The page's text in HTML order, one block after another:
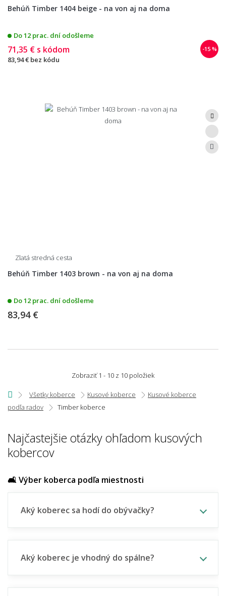
Behúň Timber 1404 beige - na von aj na doma
Do 12 prac. dní odošleme
-15 %
71,35 € s kódom
83,94 € bez kódu
Zlatá stredná cesta
Behúň Timber 1403 brown - na von aj na doma
Do 12 prac. dní odošleme
83,94 €
Zobraziť 1 - 10 z 10 položiek
Všetky koberce Kusové koberce
Kusové koberce
podľa radov
Timber koberce
Najčastejšie otázky ohľadom kusových
kobercov
🛋️ Výber koberca podľa miestnosti
Aký koberec sa hodí do obývačky?
Aký koberec je vhodný do spálne?